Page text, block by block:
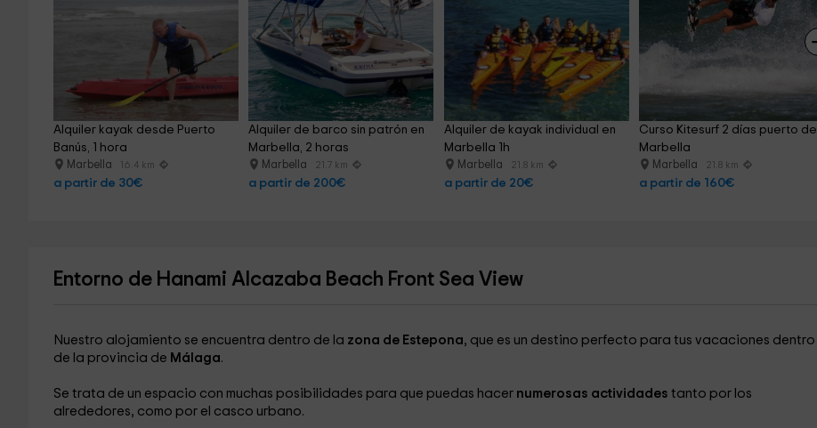
Alquiler kayak desde Puerto
Banús, 1 hora
Marbella 16.4 km
a partir de 30€
Alquiler de barco sin patrón en
Marbella, 2 horas
Marbella 21.7 km
a partir de 200€
Alquiler de kayak individual en
Marbella 1h
Marbella 21.8 km
a partir de 20€
Curso Kitesurf 2 días puerto de
Marbella
Marbella 21.8 km
a partir de 160€
Entorno de Hanami Alcazaba Beach Front Sea View
Nuestro alojamiento se encuentra dentro de la zona de Estepona, que es un destino perfecto para tus vacaciones dentro
de la provincia de Málaga.
Se trata de un espacio con muchas posibilidades para que puedas hacer numerosas actividades tanto por los
alrededores, como por el casco urbano.